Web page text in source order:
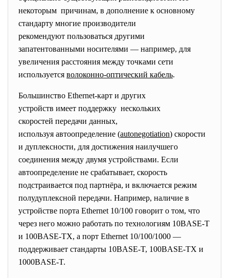
некоторым причинам, в дополнение к основному
стандарту многие производители
рекомендуют пользоваться другими
запатентованными носителями — например, для
увеличения расстояния между точками сети
используется волоконно-оптический кабель.
Большинство Ethernet-карт и других
устройств имеет поддержку нескольких
скоростей передачи данных,
используя автоопределение (autonegotiation) скорости
и дуплексности, для достижения наилучшего
соединения между двумя устройствами. Если
автоопределение не срабатывает, скорость
подстраивается под партнёра, и включается режим
полудуплексной передачи. Например, наличие в
устройстве порта Ethernet 10/100 говорит о том, что
через него можно работать по технологиям 10BASE-T
и 100BASE-TX, а порт Ethernet 10/100/1000 —
поддерживает стандарты 10BASE-T, 100BASE-TX и
1000BASE-T.